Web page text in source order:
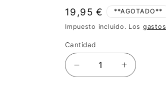
Precio
habitual
19,95 € **AGOTADO**
Impuesto incluido. Los
Cantidad
Reducir
cantidad
Aumentar
cantidad